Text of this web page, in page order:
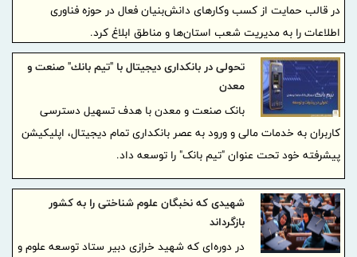
در قالب حمایت از کسب ‌وکارهای دانش‌بنیان فعال در حوزه فناوری
اطلاعات را به مدیریت شعب استان‌ها و مناطق ابلاغ کرد.
تحولی در بانكداری دیجیتال با "تیم بانك" صنعت و
معدن
بانک صنعت و معدن با هدف تسهیل دسترسی
کاربران به خدمات مالی و ورود به عصر بانکداری تمام دیجیتال، اپلیکیشن
پیشرفته خود تحت عنوان "تیم بانک" را توسعه داد.
شهیدی که نخبگان علوم شناختی را به کشور
بازگرداند
در دوره‌ای که شهید خرازی دبیر ستاد توسعه علوم و